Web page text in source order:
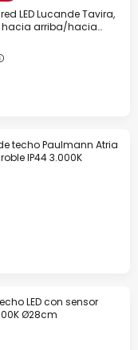
LED Lucande Tavira,
hacia arriba/hacia
techo Paulmann Atria
IP44 3.000K
LED con sensor
Ø28cm